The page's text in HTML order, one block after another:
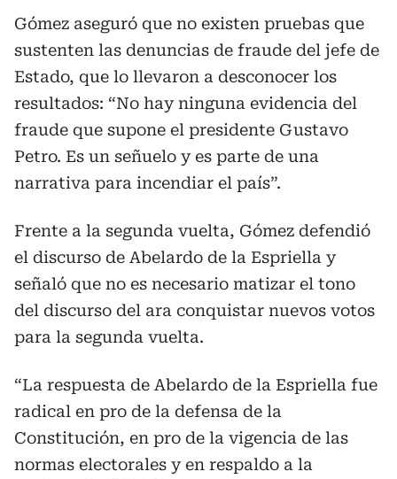
Gómez aseguró que no existen pruebas que
sustenten las denuncias de fraude del jefe de
Estado, que lo llevaron a desconocer los
resultados: “No hay ninguna evidencia del
fraude que supone el presidente Gustavo
Petro. Es un señuelo y es parte de una
narrativa para incendiar el país”.
Frente a la segunda vuelta, Gómez defendió
el discurso de Abelardo de la Espriella y
señaló que no es necesario matizar el tono
del discurso del ara conquistar nuevos votos
para la segunda vuelta.
“La respuesta de Abelardo de la Espriella fue
radical en pro de la defensa de la
Constitución, en pro de la vigencia de las
normas electorales y en respaldo a la